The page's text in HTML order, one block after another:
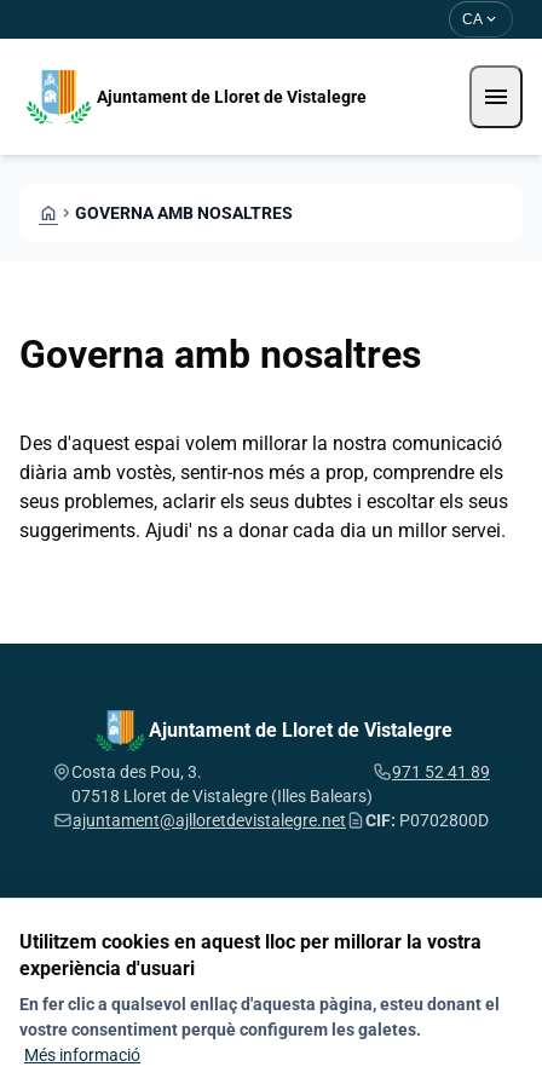
CA expand_more
Ajuntament de Lloret de Vistalegre menu
HOME CHEVRON_RIGHT GOVERNA AMB NOSALTRES
Governa amb nosaltres
Des d'aquest espai volem millorar la nostra comunicació
diària amb vostès, sentir-nos més a prop, comprendre els
seus problemes, aclarir els seus dubtes i escoltar els seus
suggeriments. Ajudi' ns a donar cada dia un millor servei.
Ajuntament de Lloret de Vistalegre
Costa des Pou, 3.
07518 Lloret de Vistalegre (Illes Balears)
971 52 41 89
ajuntament@ajlloretdevistalegre.net CIF: P0702800D
Segueix-nos a les xarxes socials
Governa amb nosaltres Política de galetes (Cookies)
Utilitzem cookies en aquest lloc per millorar la vostra
experiència d'usuari
En fer clic a qualsevol enllaç d'aquesta pàgina, esteu donant el
vostre consentiment perquè configurem les galetes.
Més informació